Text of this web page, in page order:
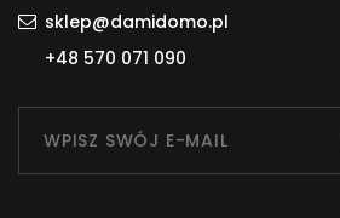
sklep@damidomo.pl
+48 570 071 090